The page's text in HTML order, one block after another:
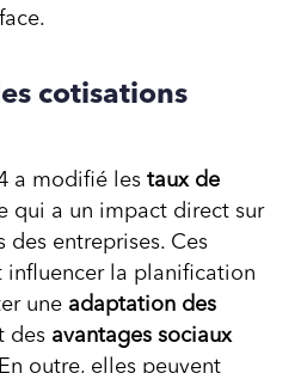
cotisations
a modifié les taux de
qui a un impact direct sur
des entreprises. Ces
la planification
une adaptation des
des avantages sociaux
outre, elles peuvent